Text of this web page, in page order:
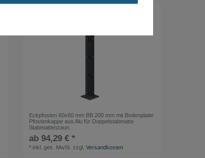
Eckpfosten 60x60 mm BB 200 mm mit Bodenplatte
Pfostenkappe aus Alu für Doppelstabmatte
Stabmattenzaun
ab 94,29 € *
* inkl. ges. MwSt. zzgl.Versandkosten